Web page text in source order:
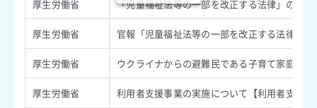
厚生労働省 「児童福祉法等の一部を改正する法律」の公
厚生労働省 官報「児童福祉法等の一部を改正する法律」
厚生労働省 ウクライナからの避難民である子育て家庭へ
厚生労働省 利用者支援事業の実施について【利用者支援